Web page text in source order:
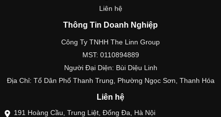
Liên hệ
Thông Tin Doanh Nghiệp
Công Ty TNHH The Linn Group
MST: 0110894889
Người Đại Diện: Bùi Diệu Linh
Địa Chỉ: Tổ Dân Phố Thanh Trung, Phường Ngọc Sơn, Thanh Hóa
Liên hệ
191 Hoàng Cầu, Trung Liệt, Đống Đa, Hà Nội